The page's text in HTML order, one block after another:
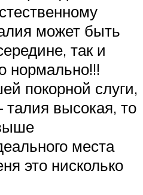
может быть
так и
нормально!!!
покорной слуги,
высокая, то
места
это нисколько